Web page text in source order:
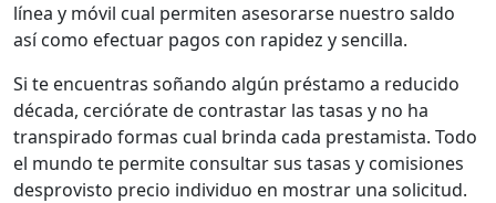
línea y móvil cual permiten asesorarse nuestro saldo
así­ como efectuar pagos con rapidez y sencilla.
Si te encuentras soñando algún préstamo a reducido
década, cerciórate de contrastar las tasas y no ha
transpirado formas cual brinda cada prestamista. Todo
el mundo te permite consultar sus tasas y comisiones
desprovisto precio individuo en mostrar una solicitud.